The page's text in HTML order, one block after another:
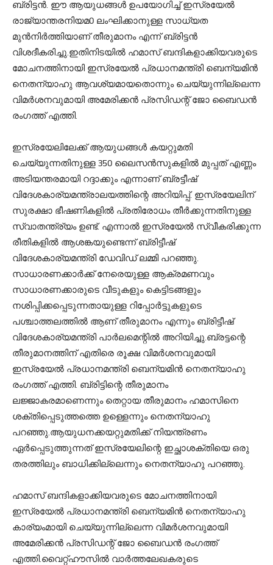
ബ്രിട്ടന്‍. ഈ ആയുധങ്ങള്‍ ഉപയോഗിച്ച് ഇസ്രയേല്‍
രാജ്യാന്തരനിയമ0 ലംഘിക്കാനുള്ള സാധ്യത
മുന്‍നിര്‍ത്തിയാണ് തീരുമാനം എന്ന് ബ്രിട്ടന്‍
വിശദീകരിച്ചു.ഇതിനിടയില്‍ ഹമാസ് ബന്ദികളാക്കിയവരുടെ
മോചനത്തിനായി ഇസ്രയേല്‍ പ്രധാനമന്ത്രി ബെന്യമിന്‍
നെതന്യാഹു ആവശ്യമായതൊന്നും ചെയ്യുന്നില്ലെന്ന
വിമര്‍ശനവുമായി അമേരിക്കന്‍ പ്രസിഡന്റ് ജോ ബൈഡന്‍
രംഗത്ത് എത്തി.
ഇസ്രയേലിലേക്ക് ആയുധങ്ങള്‍ കയറ്റുമതി
ചെയ്യുന്നതിനുള്ള 350 ലൈസന്‍സുകളില്‍ മുപ്പത് എണ്ണം
അടിയന്തരമായി റദ്ദാക്കും എന്നാണ് ബ്രട്ടീഷ്
വിദേശകാര്യമന്ത്രാലയത്തിന്റെ അറിയിപ്പ്. ഇസ്രയേലിന്
സുരക്ഷാ ഭീഷണികളില്‍ പ്രതിരോധം തീര്‍ക്കുന്നതിനുള്ള
സ്വാതന്ത്ര്യം ഉണ്ട്. എന്നാല്‍ ഇസ്രയേല്‍ സ്വീകരിക്കുന്ന
രീതികളില്‍ ആശങ്കയുണ്ടെന്ന് ബ്രിട്ടീഷ്
വിദേശകാര്യമന്ത്രി ഡേവിഡ് ലമ്മി പറഞ്ഞു.
സാധാരണക്കാര്‍ക്ക് നേരെയുള്ള ആക്രമണവും
സാധാരണക്കാരുടെ വീടുകളും കെട്ടിടങ്ങളും
നശിപ്പിക്കപ്പെടുന്നതായുള്ള റിപ്പോര്‍ട്ടുകളുടെ
പശ്ചാത്തലത്തില്‍ ആണ് തീരുമാനം എന്നും ബ്രിട്ടീഷ്
വിദേശകാര്യമന്ത്രി പാര്‍ലമെന്റില്‍ അറിയിച്ചു.ബ്രട്ടന്റെ
തീരുമാനത്തിന് എതിരെ രൂക്ഷ വിമര്‍ശനവുമായി
ഇസ്രയേല്‍ പ്രധാനമന്ത്രി ബെന്യമിന്‍ നെതന്യാഹു
രംഗത്ത് എത്തി. ബ്രിട്ടിന്റെ തീരുമാനം
ലജ്ജാകരമാണെന്നും തെറ്റായ തീരുമാനം ഹമാസിനെ
ശക്തിപ്പെടുത്തത്തെ ഉള്ളെന്നും നെതന്യാഹു
പറഞ്ഞു.ആയുധനക്കയറ്റുമതിക്ക് നിയന്ത്രണം
ഏര്‍പ്പെടുത്തുന്നത് ഇസ്രയേലിന്റെ ഇച്ഛാശക്തിയെ ഒരു
തരത്തിലും ബാധിക്കില്ലെന്നും നെതന്യാഹു പറഞ്ഞു.
ഹമാസ് ബന്ദികളാക്കിയവരുടെ മോചനത്തിനായി
ഇസ്രയേല്‍ പ്രധാനമന്ത്രി ബെന്യമിന്‍ നെതന്യാഹു
കാര്യംമായി ചെയ്യുന്നില്ലെന്ന വിമര്‍ശനവുമായി
അമേരിക്കന്‍ പ്രസിഡന്റ് ജോ ബൈഡന്‍ രംഗത്ത്
എത്തി.വൈറ്റ്ഹൗസില്‍ വാര്‍ത്തലേഖകരുടെ